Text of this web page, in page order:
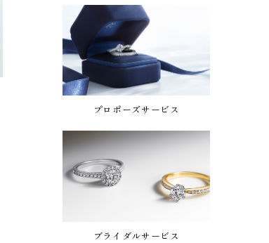
CANAL ４℃ Special Day
8.6 thu. - 8.16 sun.
憧れのブライダルリングに、あなただけの物
プロポーズサービス
ブライダルサービス